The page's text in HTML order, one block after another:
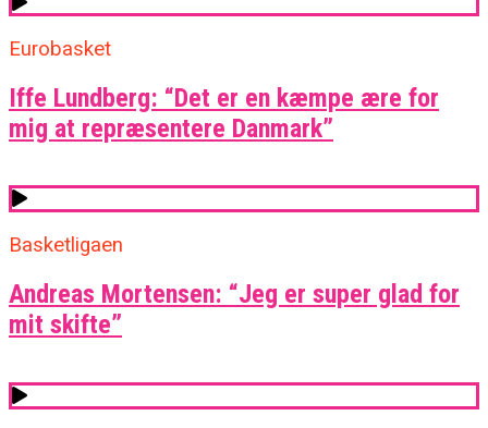
Eurobasket
Iffe Lundberg: “Det er en kæmpe ære for
mig at repræsentere Danmark”
Basketligaen
Andreas Mortensen: “Jeg er super glad for
mit skifte”